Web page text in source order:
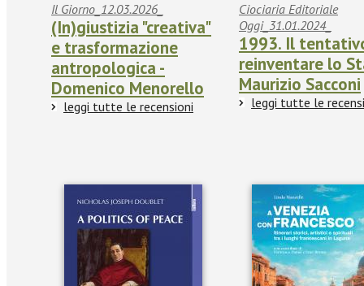
Il Giorno_12.03.2026_
(In)giustizia "creativa"
e trasformazione
antropologica -
Domenico Menorello
leggi tutte le recensioni
Ciociaria Editoriale
Oggi_31.01.2024_
1993. Il
reinventare lo
Maurizio Sacconi
leggi tutte le